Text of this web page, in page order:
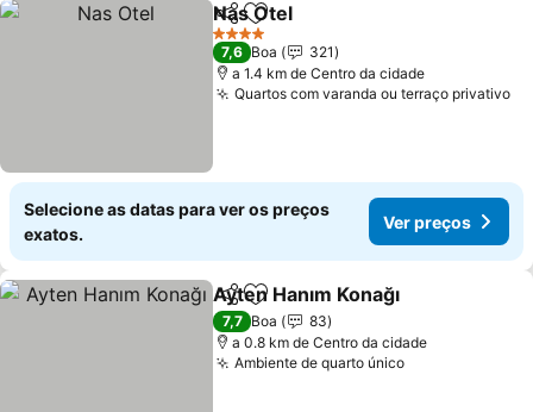
PartilharAdicionar aos favoritos
Nas Otel
4 Estrelas
7,6 Boa
321
a 1.4 km de Centro da cidade
Quartos com varanda ou terraço privativo
Selecione as datas para ver os preços
exatos.
Ver preços
PartilharAdicionar aos favoritos
Ayten Hanım Konağı
7,7 Boa
83
a 0.8 km de Centro da cidade
Ambiente de quarto únicoVer preços